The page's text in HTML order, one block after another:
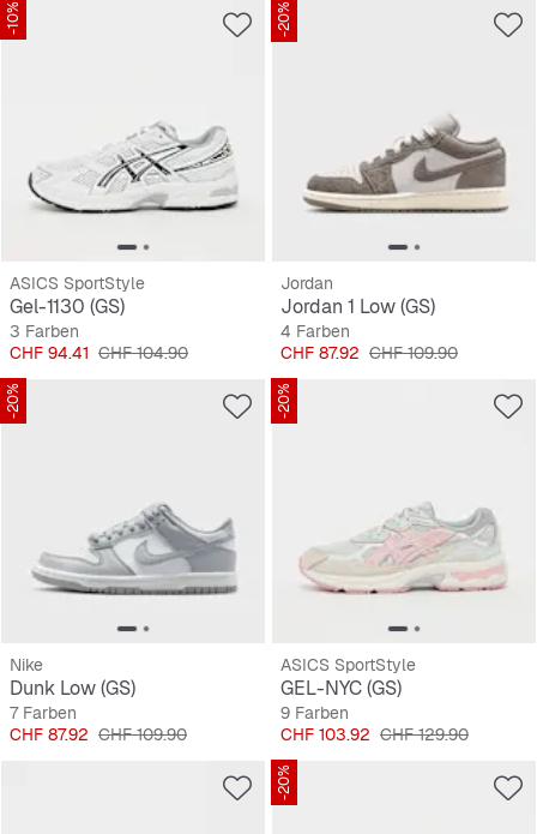
-10%
ASICS SportStyle
Gel-1130 (GS)
3 Farben
Preis
CHF 94.41 Originalpreis
CHF 104.90
-20%
Jordan
Jordan 1 Low (GS)
4 Farben
Preis
CHF 87.92 Originalpreis
CHF 109.90
-20%
Nike
Dunk Low (GS)
7 Farben
Preis
CHF 87.92 Originalpreis
CHF 109.90
-20%
ASICS SportStyle
GEL-NYC (GS)
9 Farben
Preis
CHF 103.92 Originalpreis
CHF 129.90
-20%